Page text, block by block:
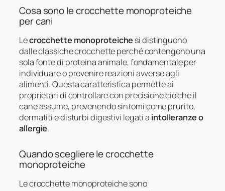
Cosa sono le crocchette monoproteiche
per cani
Lecrocchette monoproteiche si distinguono
dalle classiche crocchette perché contengono una
sola fonte di proteina animale, fondamentale per
individuare o prevenire reazioni avverse agli
alimenti. Questa caratteristica permette ai
proprietari di controllare con precisione ciò che il
cane assume, prevenendo sintomi come prurito,
dermatiti e disturbi digestivi legati a intolleranze o
allergie.
Quando scegliere le crocchette
monoproteiche
Le crocchette monoproteiche sono